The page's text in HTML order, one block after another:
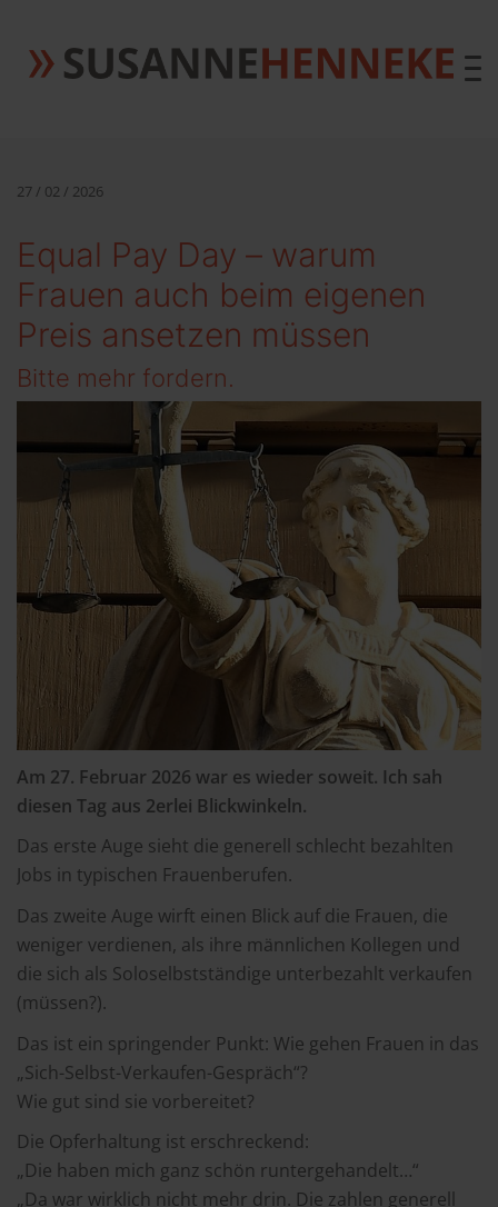
27 / 02 / 2026
Equal Pay Day – warum
Frauen auch beim eigenen
Preis ansetzen müssen
Bitte mehr fordern.
Am 27. Februar 2026 war es wieder soweit. Ich sah
diesen Tag aus 2erlei Blickwinkeln.
Das erste Auge sieht die generell schlecht bezahlten
Jobs in typischen Frauenberufen.
Das zweite Auge wirft einen Blick auf die Frauen, die
weniger verdienen, als ihre männlichen Kollegen und
die sich als Soloselbstständige unterbezahlt verkaufen
(müssen?).
Das ist ein springender Punkt: Wie gehen Frauen in das
„Sich-Selbst-Verkaufen-Gespräch“?
Wie gut sind sie vorbereitet?
Die Opferhaltung ist erschreckend:
„Die haben mich ganz schön runtergehandelt…“
„Da war wirklich nicht mehr drin. Die zahlen generell